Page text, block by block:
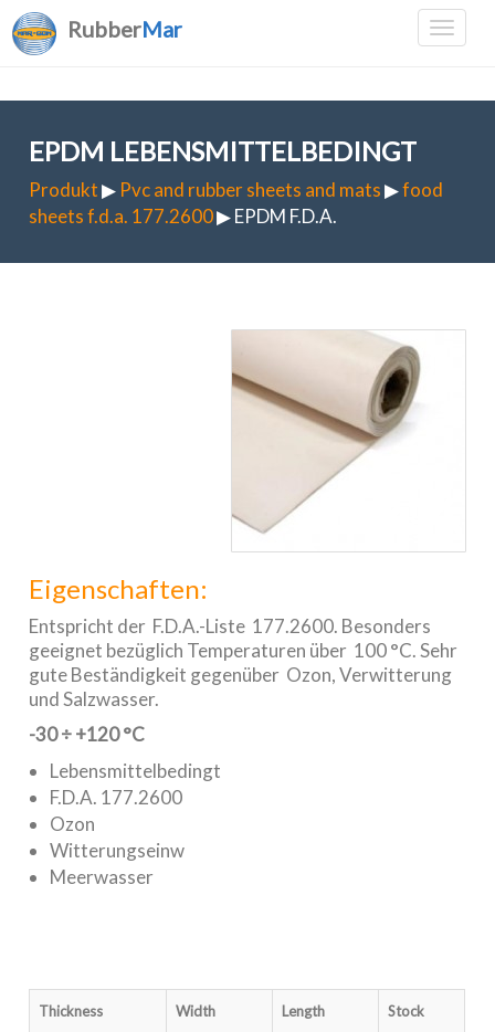
RubberMar
EPDM LEBENSMITTELBEDINGT
Produkt▶ Pvc and rubber sheets and mats▶food
sheets f.d.a. 177.2600▶ EPDM F.D.A.
Eigenschaften:
Entspricht der F.D.A.-Liste 177.2600. Besonders
geeignet bezüglich Temperaturen über 100 °C. Sehr
gute Beständigkeit gegenüber Ozon, Verwitterung
und Salzwasser.
-30 ÷ +120 °C
Lebensmittelbedingt
F.D.A. 177.2600
Ozon
Witterungseinw
Meerwasser
Thickness Width Length Stock